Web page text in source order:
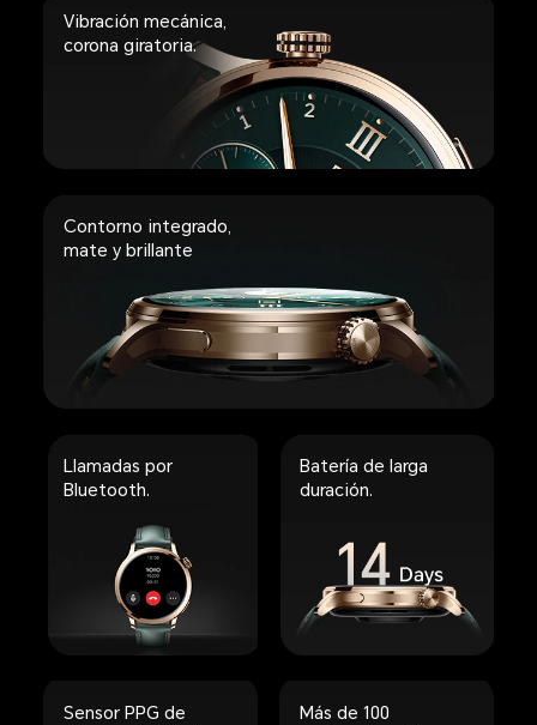
Vibración mecánica,
corona giratoria.
Contorno integrado,
mate y brillante
Llamadas por
Bluetooth.
Batería de larga
duración.
Sensor PPG de
Más de 100